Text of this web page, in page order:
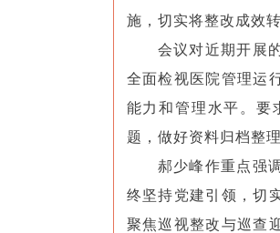
施，切实将整改成效
会议对近期开展
全面检视医院管理运
能力和管理水平。要
题，做好资料归档整
郝少峰作重点强
终坚持党建引领，切
聚焦巡视整改与巡查